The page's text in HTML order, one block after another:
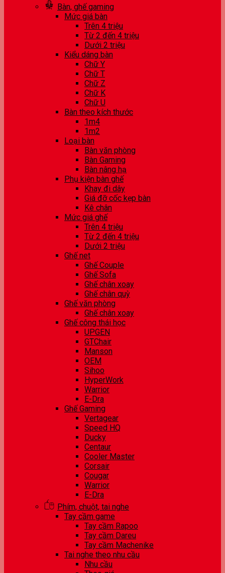
Bàn, ghế gaming
Mức giá bàn
Trên 4 triệu
Từ 2 đến 4 triệu
Dưới 2 triệu
Kiểu dáng bàn
Chữ Y
Chữ T
Chữ Z
Chữ K
Chữ U
Bàn theo kích thước
1m4
1m2
Loại bàn
Bàn văn phòng
Bàn Gaming
Bàn nâng hạ
Phụ kiện bàn ghế
Khay đi dây
Giá đỡ cốc kẹp bàn
Kê chân
Mức giá ghế
Trên 4 triệu
Từ 2 đến 4 triệu
Dưới 2 triệu
Ghế net
Ghế Couple
Ghế Sofa
Ghế chân xoay
Ghế chân quỳ
Ghế văn phòng
Ghế chân xoay
Ghế công thái học
UPGEN
GTChair
Manson
OEM
Sihoo
HyperWork
Warrior
E-Dra
Ghế Gaming
Vertagear
Speed HQ
Ducky
Centaur
Cooler Master
Corsair
Cougar
Warrior
E-Dra
Phím, chuột, tai nghe
Tay cầm game
Tay cầm Rapoo
Tay cầm Dareu
Tay cầm Machenike
Tai nghe theo nhu cầu
Nhu cầu